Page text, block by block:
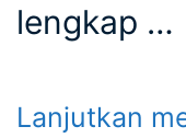
lengkap …
Lanjutkan